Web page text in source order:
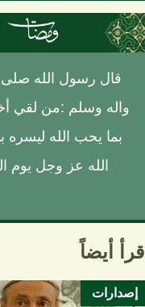
قال رسول الله صلى
واله وسلم :من لقي
بما يحب الله ليسره
الله عز وجل يوم
إقرأ أيضاً
إصدارات